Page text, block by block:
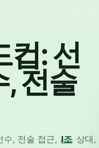
: 선
, 전술
수, 전술 접근, I조 상대,